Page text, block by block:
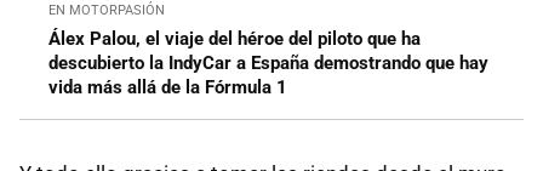
EN MOTORPASIÓN
Álex Palou, el viaje del héroe del piloto que ha
descubierto la IndyCar a España demostrando que hay
vida más allá de la Fórmula 1